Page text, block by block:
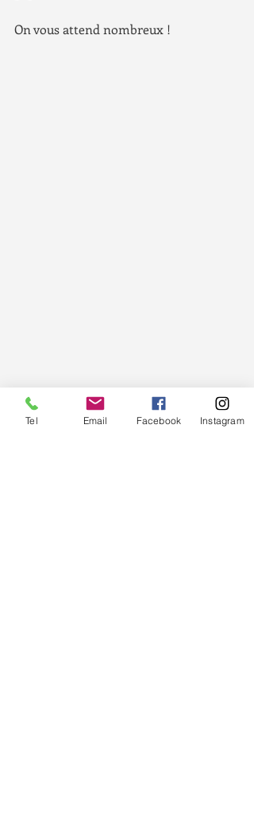
On vous attend nombreux !
Portes ouvertes
anniversaire
Tel Email Facebook Instagram